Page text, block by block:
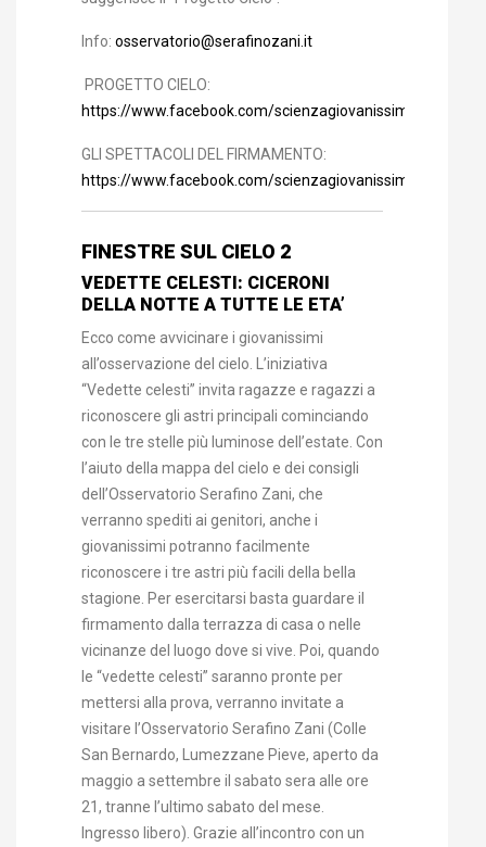
Info: osservatorio@serafinozani.it
PROGETTO CIELO:
https://www.facebook.com/scienzagiovanissimi/photos/
GLI SPETTACOLI DEL FIRMAMENTO:
https://www.facebook.com/scienzagiovanissimi/photos/
FINESTRE SUL CIELO 2
VEDETTE CELESTI: CICERONI
DELLA NOTTE A TUTTE LE ETA’
Ecco come avvicinare i giovanissimi
all’osservazione del cielo. L’iniziativa
“Vedette celesti” invita ragazze e ragazzi a
riconoscere gli astri principali cominciando
con le tre stelle più luminose dell’estate. Con
l’aiuto della mappa del cielo e dei consigli
dell’Osservatorio Serafino Zani, che
verranno spediti ai genitori, anche i
giovanissimi potranno facilmente
riconoscere i tre astri più facili della bella
stagione. Per esercitarsi basta guardare il
firmamento dalla terrazza di casa o nelle
vicinanze del luogo dove si vive. Poi, quando
le “vedette celesti” saranno pronte per
mettersi alla prova, verranno invitate a
visitare l’Osservatorio Serafino Zani (Colle
San Bernardo, Lumezzane Pieve, aperto da
maggio a settembre il sabato sera alle ore
21, tranne l’ultimo sabato del mese.
Ingresso libero). Grazie all’incontro con un